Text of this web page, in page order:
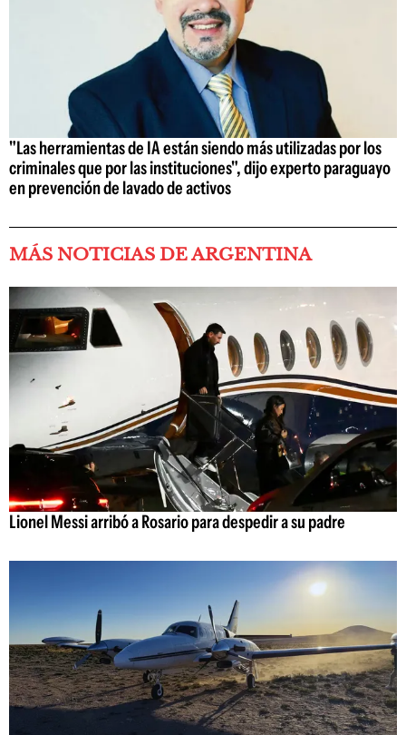
"Las herramientas de IA están siendo más utilizadas por los
criminales que por las instituciones", dijo experto paraguayo
en prevención de lavado de activos
MÁS NOTICIAS DE ARGENTINA
Lionel Messi arribó a Rosario para despedir a su padre